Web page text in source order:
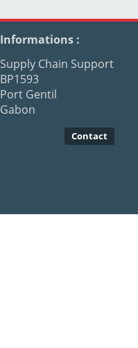
Informations :
Supply Chain Support
BP1593
Port Gentil
Gabon
Contact